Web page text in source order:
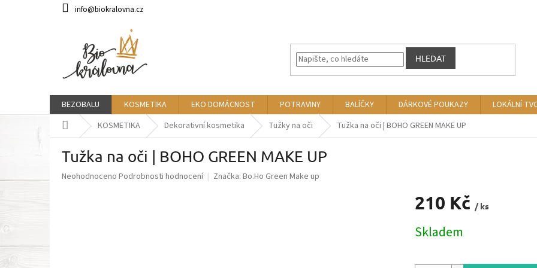
info@biokralovna.cz
HLEDAT
BEZOBALU KOSMETIKA EKO DOMÁCNOST POTRAVINY BALÍČKY DÁRKOVÉ POUKAZY LOKÁLNÍ
Domů KOSMETIKA Dekorativní kosmetika Tužky na oči Tužka na oči | BOHO GREEN MAKE UP
Tužka na oči | BOHO GREEN MAKE UP
Průměrné
Neohodnoceno Podrobnosti hodnocení Značka: Bo.Ho Green Make up
210 Kč / ks
cena:
Skladem